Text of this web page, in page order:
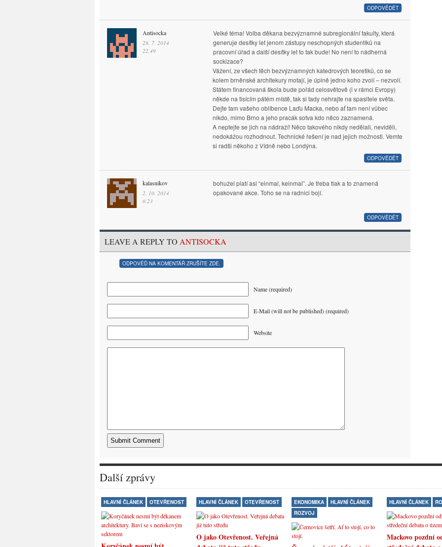
ODPOVĚDĚT
Antisocka
28. 7. 2014
22.49
Velké téma! Volba děkana bezvýznamné subregionální fakulty, která
generuje desítky let jenom zástupy neschopných studentíků na
pracovní úřad a další desítky let to tak bude! No není to nádherná
sockizace?
Vážení, ze všech těch bezvýznamných katedrových teoretiků, co se
kolem brněnské architekury motají, je úplně jedno koho zvolí – nezvolí.
Státem financovaná škola bude pořád celosvětově (i v rámci Evropy)
někde na tisícím pátém místě, tak si tady nehrajte na spasitele světa.
Dejte tam vašeho oblíbence Laďu Macka, nebo ať tam není vůbec
nikdo, mimo Brno a jeho pracák sotva kdo něco zaznamená.
A neptejte se jich na nádraží! Něco takového nikdy nedělali, neviděli,
nedokážou rozhodnout. Technické řešení je nad jejich možnosti. Vemte
si radši někoho z Vídně nebo Londýna.
ODPOVĚDĚT
kalasnikov
2. 10. 2014
0.23
bohužel platí asi “einmal, keinmal”. Je třeba tlak a to znamená
opakované akce. Toho se na radnici bojí.
ODPOVĚDĚT
LEAVE A REPLY TO ANTISOCKA
ODPOVĚĎ NA KOMENTÁŘ ZRUŠÍTE ZDE.
Name (required)
E-Mail (will not be published) (required)
Website
Další zprávy
HLAVNÍ ČLÁNEK OTEVŘENOST HLAVNÍ ČLÁNEK OTEVŘENOST
O jako Otevřenost. Veřejná
EKONOMIKA
HLAVNÍ ČLÁNEK
ROZVOJ
HLAVNÍ ČLÁNEK
Mackovo pozdní